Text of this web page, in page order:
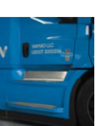
LÆS MERE